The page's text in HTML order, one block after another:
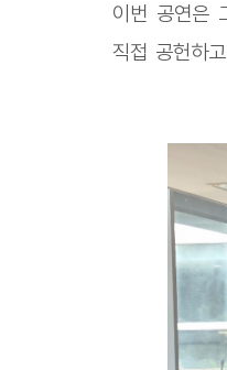
이번 공연은
직접 공헌하